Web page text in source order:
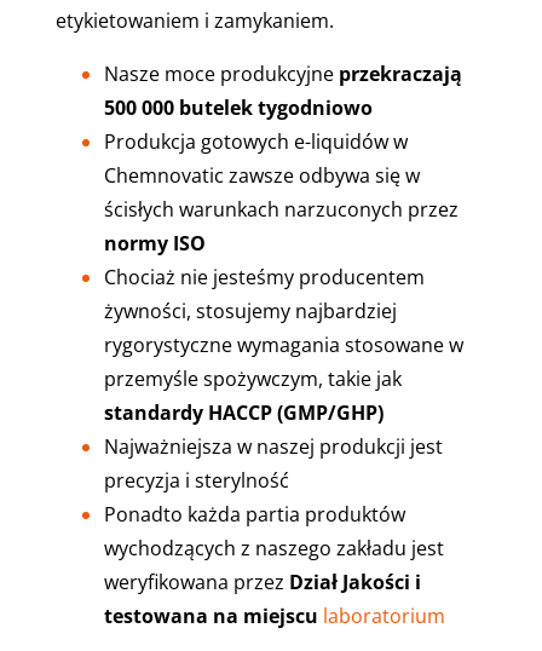
etykietowaniem i zamykaniem.
Nasze moce produkcyjne przekraczają
500 000 butelek tygodniowo
Produkcja gotowych e-liquidów w
Chemnovatic zawsze odbywa się w
ścisłych warunkach narzuconych przez
normy ISO
Chociaż nie jesteśmy producentem
żywności, stosujemy najbardziej
rygorystyczne wymagania stosowane w
przemyśle spożywczym, takie jak
standardy HACCP (GMP/GHP)
Najważniejsza w naszej produkcji jest
precyzja i sterylność
Ponadto każda partia produktów
wychodzących z naszego zakładu jest
weryfikowana przez Dział Jakości i
testowana na miejscu laboratorium